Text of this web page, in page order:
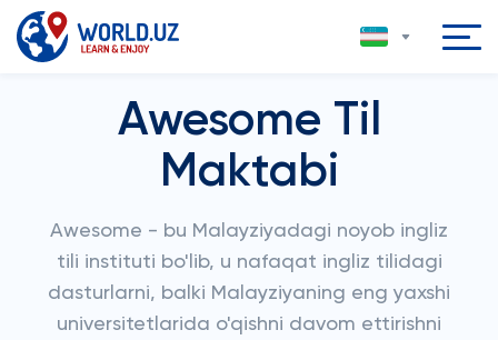
Awesome Til
Maktabi
Awesome - bu Malayziyadagi noyob ingliz
tili instituti bo'lib, u nafaqat ingliz tilidagi
dasturlarni, balki Malayziyaning eng yaxshi
universitetlarida o'qishni davom ettirishni